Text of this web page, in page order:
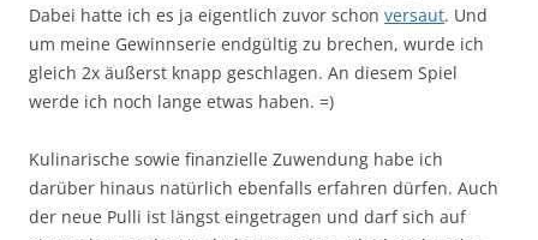
Dabei hatte ich es ja eigentlich zuvor schon versaut. Und
um meine Gewinnserie endgültig zu brechen, wurde ich
gleich 2x äußerst knapp geschlagen. An diesem Spiel
werde ich noch lange etwas haben. =)
Kulinarische sowie finanzielle Zuwendung habe ich
darüber hinaus natürlich ebenfalls erfahren dürfen. Auch
der neue Pulli ist längst eingetragen und darf sich auf